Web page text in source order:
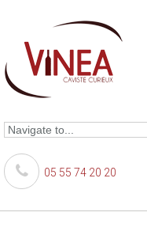
05 55 74 20 20